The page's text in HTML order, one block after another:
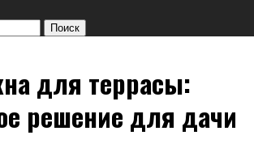
для террасы:
решение для дачи